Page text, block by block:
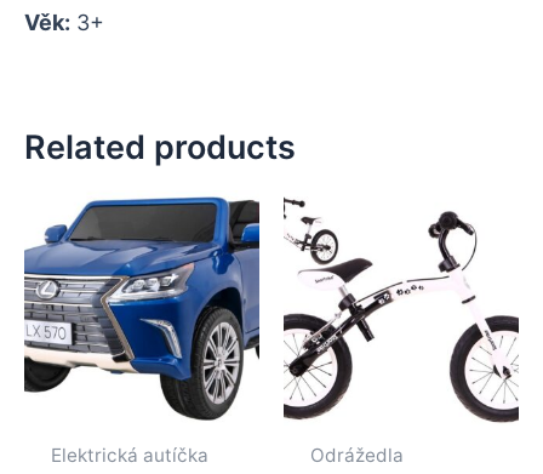
Věk: 3+
Related products
Elektrická autíčka Odrážedla